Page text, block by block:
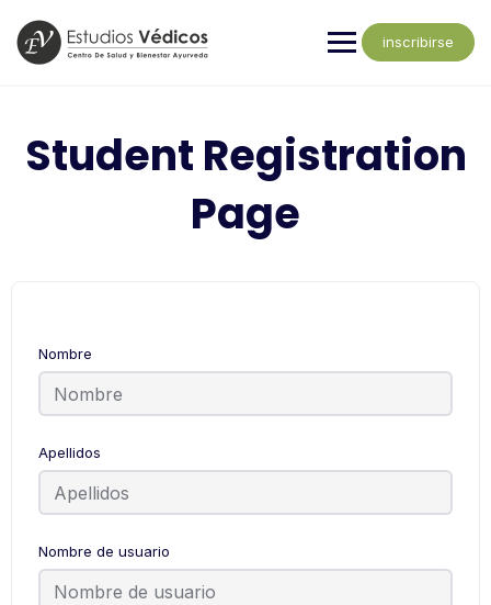
inscribirse
Student Registration
Page
Nombre
Apellidos
Nombre de usuario